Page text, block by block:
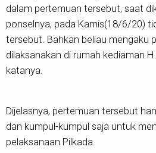
dalam pertemuan tersebut, saat
ponselnya, pada Kamis(18/6/20)
tersebut. Bahkan beliau mengaku
dilaksanakan di rumah kediaman
katanya.
Dijelasnya, pertemuan tersebut
dan kumpul-kumpul saja untuk
pelaksanaan Pilkada.